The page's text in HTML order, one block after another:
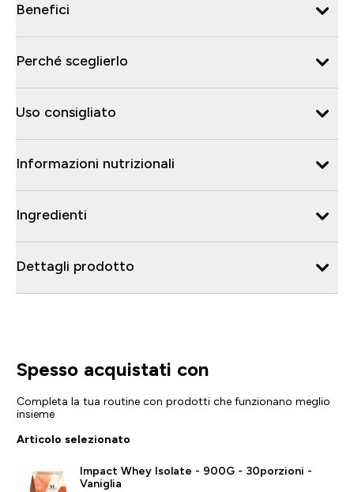
Benefici
Perché sceglierlo
Uso consigliato
Informazioni nutrizionali
Ingredienti
Dettagli prodotto
Spesso acquistati con
Completa la tua routine con prodotti che funzionano meglio
insieme
Articolo selezionato
Impact Whey Isolate - 900G - 30porzioni -
Vaniglia